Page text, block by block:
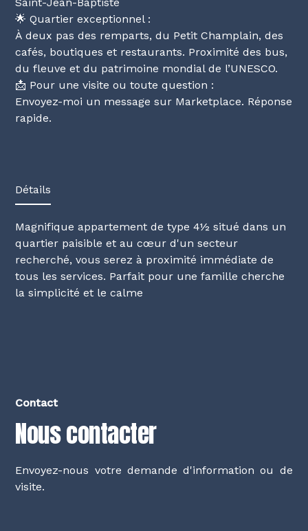
🌟 Quartier exceptionnel :
À deux pas des remparts, du Petit Champlain, des
cafés, boutiques et restaurants. Proximité des bus,
du fleuve et du patrimoine mondial de l’UNESCO.
📩 Pour une visite ou toute question :
Envoyez-moi un message sur Marketplace. Réponse
rapide.
Détails
Magnifique appartement de type 4½ situé dans un
quartier paisible et au cœur d'un secteur
recherché, vous serez à proximité immédiate de
tous les services. Parfait pour une famille cherche
la simplicité et le calme
Contact
Nous contacter
Envoyez-nous votre demande d'information ou de
visite.